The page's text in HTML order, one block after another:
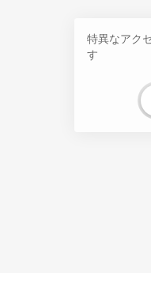
特異なアク
す